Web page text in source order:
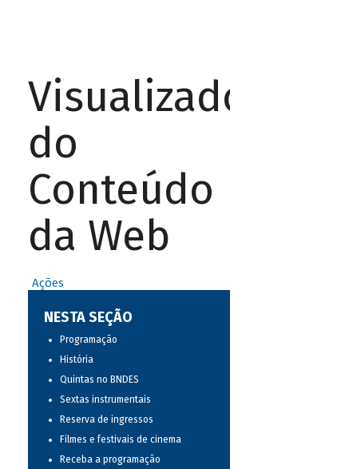
Visualizador
do
Conteúdo
da Web
Ações
NESTA SEÇÃO
Programação
História
Quintas no BNDES
Sextas instrumentais
Reserva de ingressos
Filmes e festivais de cinema
Receba a programação